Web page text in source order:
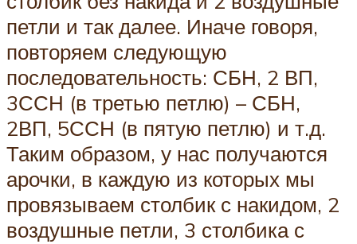
петли и так далее. Иначе говоря,
повторяем следующую
последовательность: СБН, 2 ВП,
3ССН (в третью петлю) – СБН,
2ВП, 5ССН (в пятую петлю) и т.д.
Таким образом, у нас получаются
арочки, в каждую из которых мы
провязываем столбик с накидом, 2
воздушные петли, 3 столбика с